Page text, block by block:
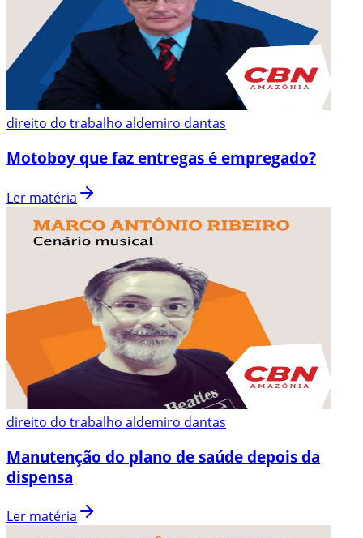
direito do trabalho aldemiro dantas
Motoboy que faz entregas é empregado?
Ler matéria
direito do trabalho aldemiro dantas
Manutenção do plano de saúde depois da
dispensa
Ler matéria